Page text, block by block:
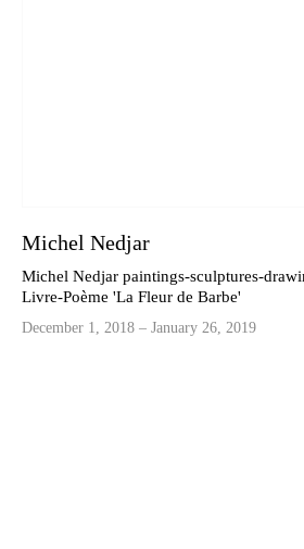
Michel Nedjar
Michel Nedjar paintings-sculptures-
Livre-Poème 'La Fleur de Barbe'
December 1, 2018 – January 26, 2019